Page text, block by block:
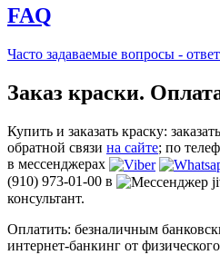
FAQ
Часто задаваемые вопросы -
Заказ краски.
Купить и заказать краску: заказать
обратной связи на сайте; по
в мессенджерах
(910) 973-01-00 в
консультант.
Оплатить: безналичным
интернет-банкинг от